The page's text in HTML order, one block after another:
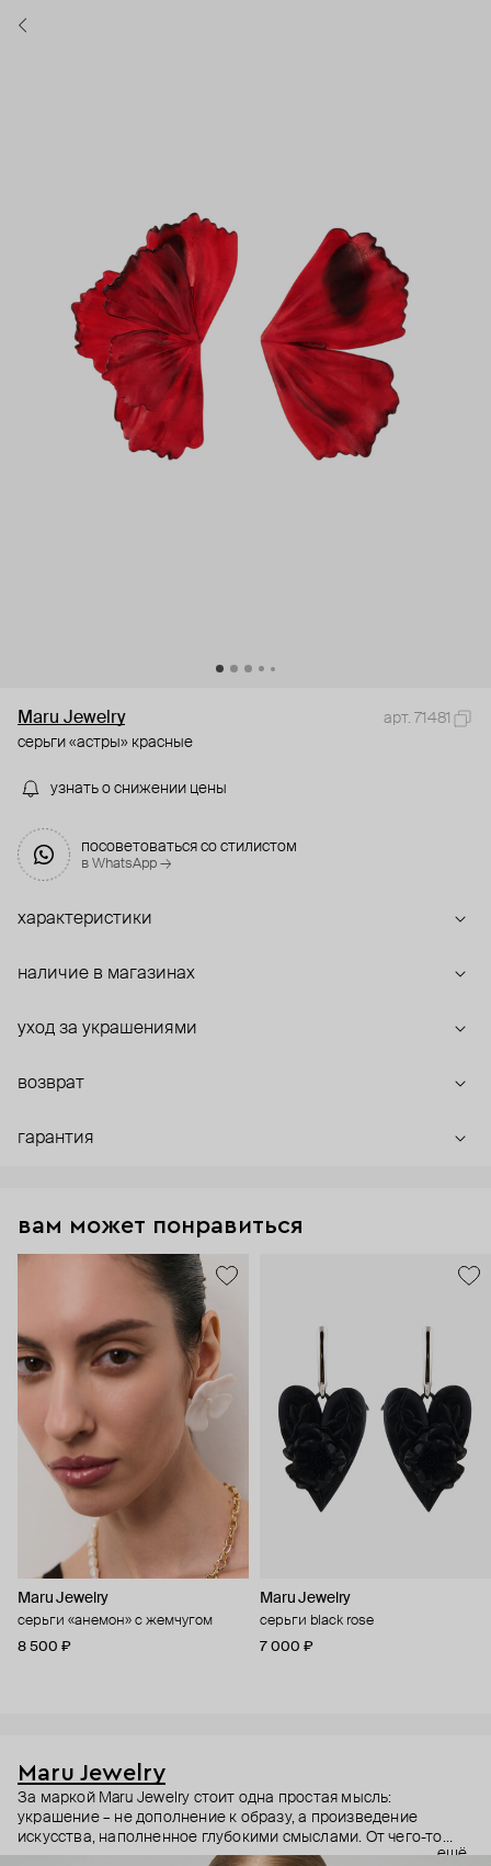
Maru Jewelry
арт. 71481
серьги «астры» красные
узнать о снижении цены
посоветоваться со стилистом
в WhatsApp →
характеристики
наличие в магазинах
уход за украшениями
возврат
гарантия
вам может понравиться
Maru Jewelry
серьги «анемон» с жемчугом
8 500 ₽
Maru Jewelry
серьги black rose
7 000 ₽
Maru Jewelry
За маркой Maru Jewelry стоит одна простая мысль:
украшение – не дополнение к образу, а произведение
искусства, наполненное глубокими смыслами. От чего-то
очень личного – любви к своему телу – до масштабного –ещё